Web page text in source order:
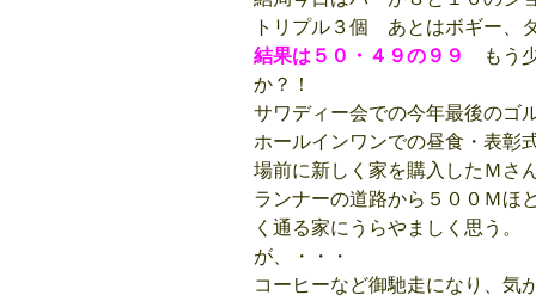
トリプル３個 あとはボギー、
結果は５０・４９の９９
もう
か？！
サワディー会での今年最後のゴ
ホールインワンでの昼食・表彰
場前に新しく家を購入したＭさ
ランナーの道路から５００Ｍほ
く通る家にうらやましく思う
が、・・・
コーヒーなど御馳走になり、